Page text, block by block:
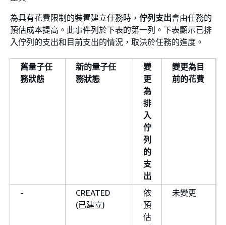
為具有花費限制的裝置建立任務時， 佇列支出會由任務的
預估成本提高。此事件列於下表的第一列。下表顯示已排
入佇列的支出和目前支出的情況，取決於任務的進度。
舊量子任
務狀態
新的量子任
務狀態
變
更
為
排
入
佇
列
的
支
出
變更為目
前的花費
-
CREATED
(已建立)
依
預
估
未變更